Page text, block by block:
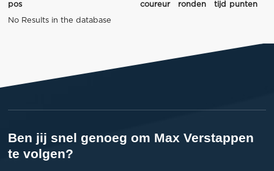
pos coureur ronden tijd
punten
No Results in the database
Ben jij snel genoeg om Max Verstappen
te volgen?